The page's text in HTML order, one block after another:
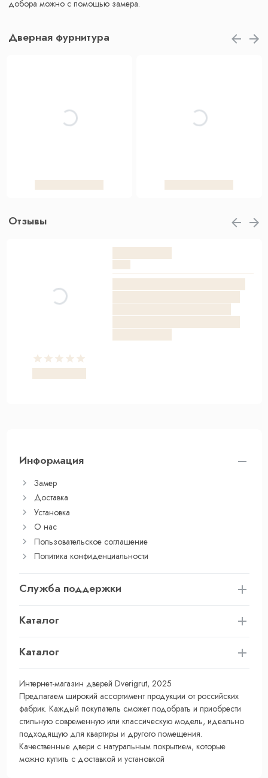
добора можно с помощью замера.
Дверная фурнитура
Отзывы
Информация
Замер
Доставка
Установка
О нас
Пользовательское соглашение
Политика конфиденциальности
Служба поддержки
Каталог
Каталог
Интернет-магазин дверей Dverigrut, 2025
Предлагаем широкий ассортимент продукции от российских
фабрик. Каждый покупатель сможет подобрать и приобрести
стильную современную или классическую модель, идеально
подходящую для квартиры и другого помещения.
Качественные двери с натуральным покрытием, которые
можно купить с доставкой и установкой